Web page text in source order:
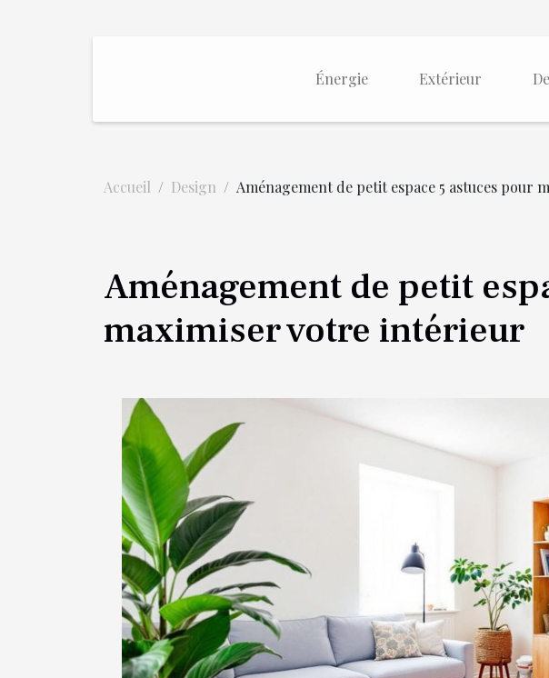
Énergie Extérieur
Accueil Design Aménagement de petit espace 5 astuces pour
Aménagement de petit
maximiser votre intérieur